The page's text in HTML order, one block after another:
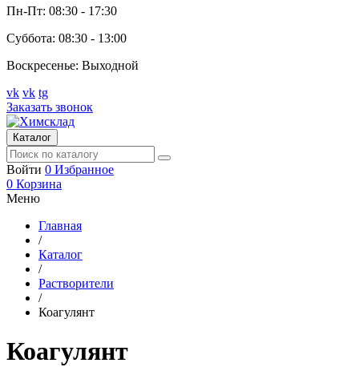
Пн-Пт: 08:30 - 17:30
Суббота: 08:30 - 13:00
Воскресенье: Выходной
vk vk tg
Заказать звонок
Каталог
Войти 0 Избранное
0 Корзина
Меню
Главная
/
Каталог
/
Растворители
/
Коагулянт
Коагулянт